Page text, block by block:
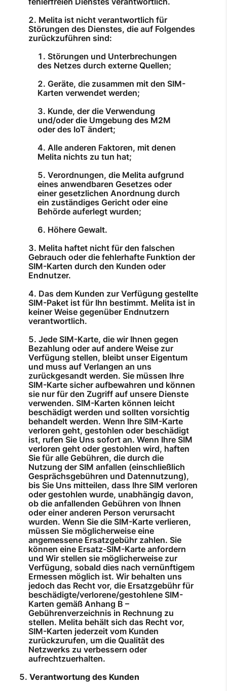
Melita ist nicht verantwortlich für
Störungen des Dienstes, die auf Folgendes
zurückzuführen sind:
Störungen und Unterbrechungen
des Netzes durch externe Quellen;
Geräte, die zusammen mit den SIM-
Karten verwendet werden;
Kunde, der die Verwendung
und/oder die Umgebung des M2M
oder des IoT ändert;
Alle anderen Faktoren, mit denen
Melita nichts zu tun hat;
Verordnungen, die Melita aufgrund
eines anwendbaren Gesetzes oder
einer gesetzlichen Anordnung durch
ein zuständiges Gericht oder eine
Behörde auferlegt wurden;
Höhere Gewalt.
Melita haftet nicht für den falschen
Gebrauch oder die fehlerhafte Funktion der
SIM-Karten durch den Kunden oder
Endnutzer.
Das dem Kunden zur Verfügung gestellte
SIM-Paket ist für Ihn bestimmt. Melita ist in
keiner Weise gegenüber Endnutzern
verantwortlich.
Jede SIM-Karte, die wir Ihnen gegen
Bezahlung oder auf andere Weise zur
Verfügung stellen, bleibt unser Eigentum
und muss auf Verlangen an uns
zurückgesandt werden. Sie müssen Ihre
SIM-Karte sicher aufbewahren und können
sie nur für den Zugriff auf unsere Dienste
verwenden. SIM-Karten können leicht
beschädigt werden und sollten vorsichtig
behandelt werden. Wenn Ihre SIM-Karte
verloren geht, gestohlen oder beschädigt
ist, rufen Sie Uns sofort an. Wenn Ihre SIM
verloren geht oder gestohlen wird, haften
Sie für alle Gebühren, die durch die
Nutzung der SIM anfallen (einschließlich
Gesprächsgebühren und Datennutzung),
bis Sie Uns mitteilen, dass Ihre SIM verloren
oder gestohlen wurde, unabhängig davon,
ob die anfallenden Gebühren von Ihnen
oder einer anderen Person verursacht
wurden. Wenn Sie die SIM-Karte verlieren,
müssen Sie möglicherweise eine
angemessene Ersatzgebühr zahlen. Sie
können eine Ersatz-SIM-Karte anfordern
und Wir stellen sie möglicherweise zur
Verfügung, sobald dies nach vernünftigem
Ermessen möglich ist. Wir behalten uns
jedoch das Recht vor, die Ersatzgebühr für
beschädigte/verlorene/gestohlene SIM-
Karten gemäß Anhang B –
Gebührenverzeichnis in Rechnung zu
stellen. Melita behält sich das Recht vor,
SIM-Karten jederzeit vom Kunden
zurückzurufen, um die Qualität des
Netzwerks zu verbessern oder
aufrechtzuerhalten.
Verantwortung des Kunden